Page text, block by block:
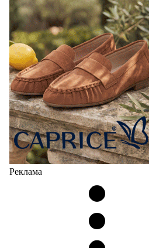
Реклама